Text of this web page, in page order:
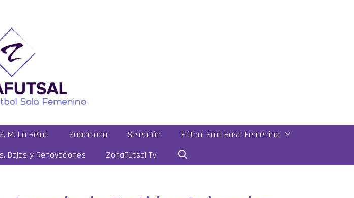
M. La Reina Supercopa Selección
Fútbol Sala Base Femenino
Bajas y Renovaciones ZonaFutsal TV